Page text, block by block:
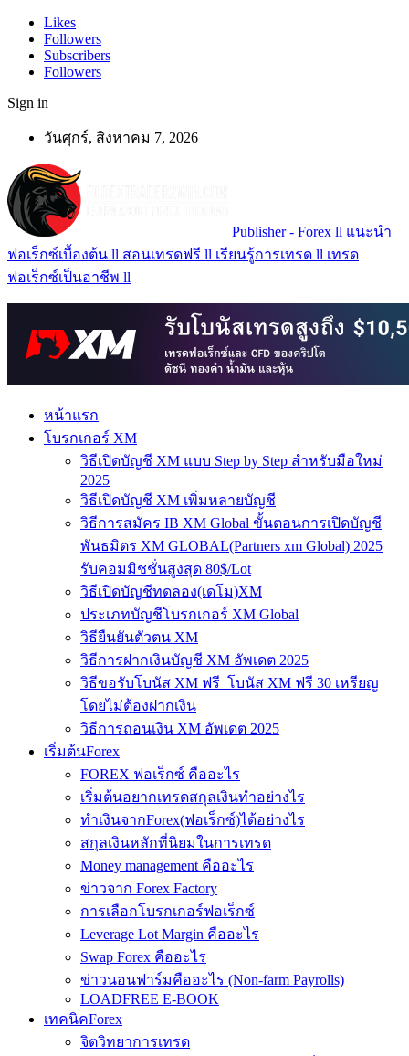
Likes
Followers
Subscribers
Followers
Sign in
วันศุกร์, สิงหาคม 7, 2026
Publisher - Forex ll แนะนำ
ฟอเร็กซ์เบื้องต้น ll สอนเทรดฟรี ll เรียนรู้การเทรด ll เทรด
ฟอเร็กซ์เป็นอาชีพ ll
หน้าแรก
โบรกเกอร์ XM
วิธีเปิดบัญชี XM แบบ Step by Step สำหรับมือใหม่
2025
วิธีเปิดบัญชี XM เพิ่มหลายบัญชี
วิธีการสมัคร IB XM Global ขั้นตอนการเปิดบัญชี
พันธมิตร XM GLOBAL(Partners xm Global) 2025
รับคอมมิชชั่นสูงสุด 80$/Lot
วิธีเปิดบัญชีทดลอง(เดโม)XM
ประเภทบัญชีโบรกเกอร์ XM Global
วิธียืนยันตัวตน XM
วิธีการฝากเงินบัญชี XM อัพเดต 2025
วิธีขอรับโบนัส XM ฟรี โบนัส XM ฟรี 30 เหรียญ
โดยไม่ต้องฝากเงิน
วิธีการถอนเงิน XM อัพเดต 2025
เริ่มต้นForex
FOREX ฟอเร็กซ์ คืออะไร
เริ่มต้นอยากเทรดสกุลเงินทำอย่างไร
ทำเงินจากForex(ฟอเร็กซ์)ได้อย่างไร
สกุลเงินหลักที่นิยมในการเทรด
Money management คืออะไร
ข่าวจาก Forex Factory
การเลือกโบรกเกอร์ฟอเร็กซ์
Leverage Lot Margin คืออะไร
Swap Forex คืออะไร
ข่าวนอนฟาร์มคืออะไร (Non-farm Payrolls)
LOADFREE E-BOOK
เทคนิคForex
จิตวิทยาการเทรด